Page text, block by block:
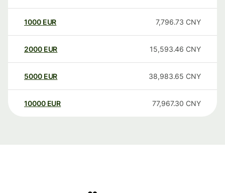
1000 EUR 7,796.73 CNY
2000 EUR 15,593.46 CNY
5000 EUR 38,983.65 CNY
10000 EUR 77,967.30 CNY